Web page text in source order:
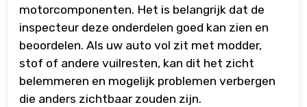
motorcomponenten. Het is belangrijk dat de
inspecteur deze onderdelen goed kan zien en
beoordelen. Als uw auto vol zit met modder,
stof of andere vuilresten, kan dit het zicht
belemmeren en mogelijk problemen verbergen
die anders zichtbaar zouden zijn.